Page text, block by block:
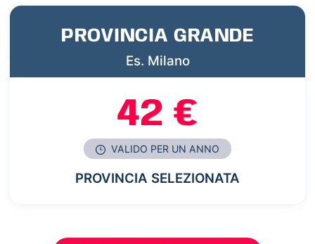
PROVINCIA GRANDE
Es. Milano
42 €
VALIDO PER UN ANNO
PROVINCIA SELEZIONATA